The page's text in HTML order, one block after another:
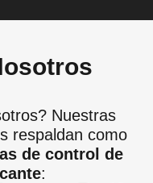
Nuestras
respaldan como
de control de
: